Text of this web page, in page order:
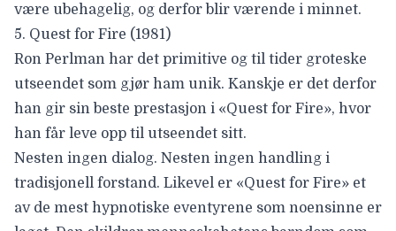
være ubehagelig, og derfor blir værende i minnet.
5. Quest for Fire (1981)
Ron Perlman har det primitive og til tider groteske
utseendet som gjør ham unik. Kanskje er det derfor
han gir sin beste prestasjon i «Quest for Fire», hvor
han får leve opp til utseendet sitt.
Nesten ingen dialog. Nesten ingen handling i
tradisjonell forstand. Likevel er «Quest for Fire» et
av de mest hypnotiske eventyrene som noensinne er